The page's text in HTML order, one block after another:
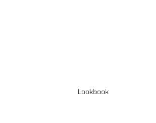
Lookbook